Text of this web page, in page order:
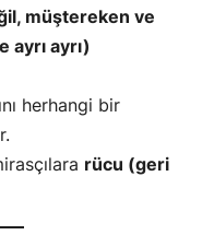
müştereken ve
ayrı)
herhangi bir
rücu (geri